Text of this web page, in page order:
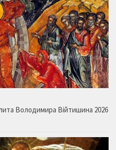
Володимира Війтишина 2026